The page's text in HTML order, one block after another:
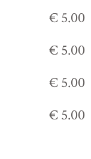
€ 5.00
€ 5.00
€ 5.00
€ 5.00